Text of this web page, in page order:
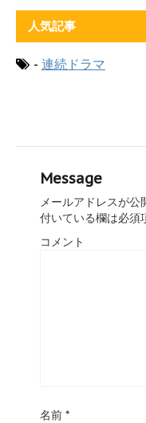
人気記事
- 連続ドラマ
Message
メールアドレスが公
付いている欄は必須
コメント
名前 *